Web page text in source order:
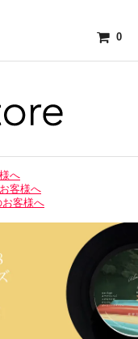
0
へ
客様へ
客様へ